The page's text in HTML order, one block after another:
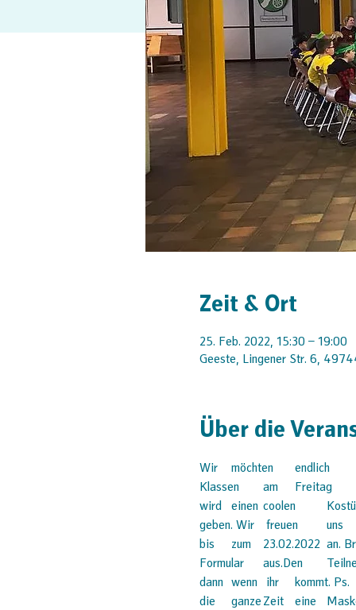
Zeit & Ort
25. Feb. 2022, 15:30 – 19:00
Geeste, Lingener Str. 6,
Über die
Wir	möchten	endlich	wieder	Karneval	feiern	und	darum	laden	wir	alle	 Schüler/innen	der	1-4
Klassen	am	Freitag	den	25.02.2022	von	15:30	Uhr	bis	 19:00	Uhr	ins	Haus	Emmaus	ein. Es
wird	einen	coolen	Kostümwettbewerb	 mit	Preisen	sowie	viele	lustige	Karnevalsspiele, Leckereien	u.v.m.
geben. Wir	 freuen	uns	auf	euch	also	kramt	euer	bestes	Kostüm	aus	der	Kiste	und	 meldet	euch
bis	zum	23.02.2022	an. Bringt	einfach	die	Anmeldung	in	das	 Pfarrbüro	Dalum	oder	füllt	das	online
Formular	aus.Den	Teilnehmerbeitrag	 von	3€	(Kjgler*innen)	oder	4€	(Nicht-Kjgler*innen)	gebt	ihr	uns
dann	wenn	 ihr	kommt. Ps.	Ihr	könnt	gerne	eine	Maske	in	euer	Kostüm	einbringen,	ansonsten	 besteht
die	ganze